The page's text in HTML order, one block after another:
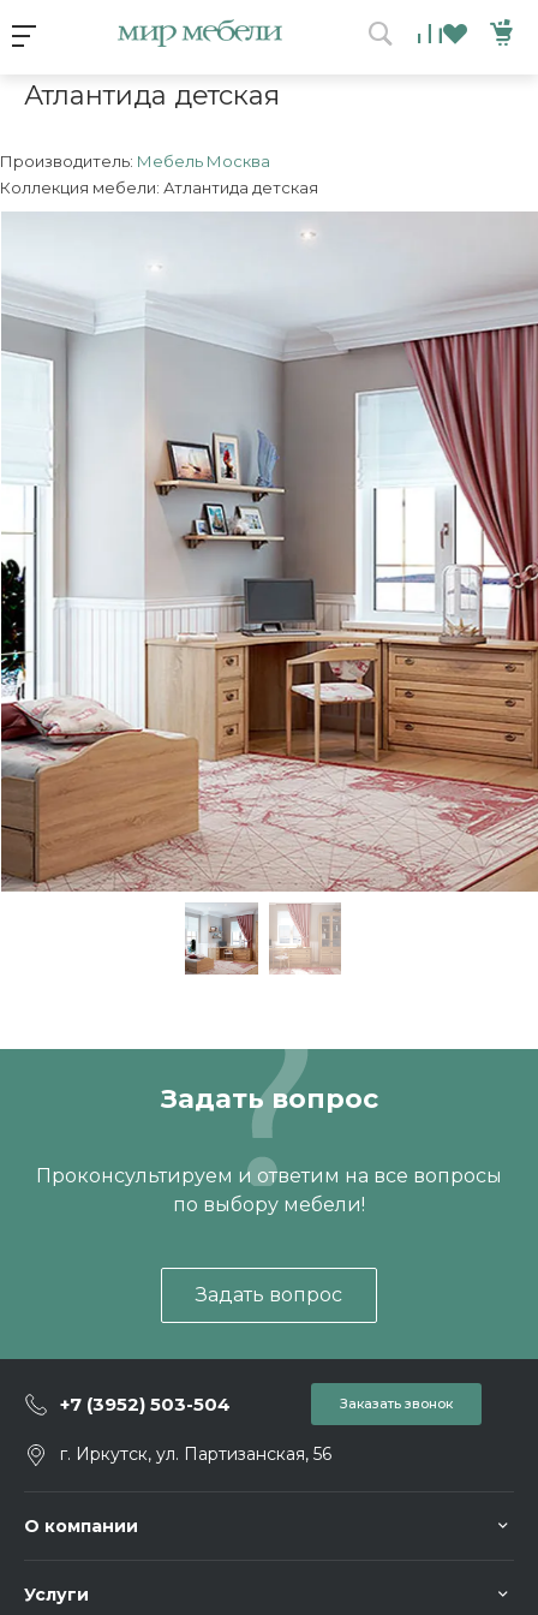
Коллекция Атлантида детская
Атлантида детская
Производитель: Мебель Москва
Коллекция мебели: Атлантида детская
Задать вопрос
Проконсультируем и ответим на все вопросы
по выбору мебели!
Задать вопрос
+7 (3952) 503-504 Заказать звонок
г. Иркутск, ул. Партизанская, 56
О компании
Услуги
Условия акции
КРУТИ!
Получи подарок просто
покрутив колесо
ХОЧУ ПОДАРОК
Доступно вращений: 1